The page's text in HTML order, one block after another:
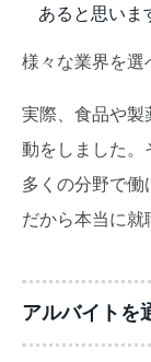
あると思いま
様々な業界を選
実際、食品や
動をしました。
多くの分野で働
だから本当に就
アルバイトを